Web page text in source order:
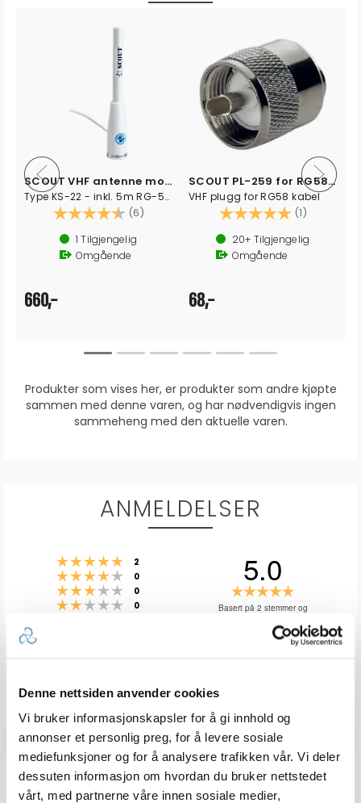
Denne nettsiden anvender cookies
Vi bruker informasjonskapsler for å gi innhold og
annonser et personlig preg, for å levere sosiale
mediefunksjoner og for å analysere trafikken vår. Vi deler
dessuten informasjon om hvordan du bruker nettstedet
vårt, med partnerne våre innen sosiale medier,
SCOUT VHF antenne motorbåt 1,5 m
Type KS-22 - inkl. 5m RG-58 kabel
Karakter: (6) 4.5 av 5 mulige
1 Tilgjengelig
Omgående
660,-
SCOUT PL-259 for RG58 kabel
VHF plugg for RG58 kabel
Karakter: (1)
20+ Tilgjengelig
Omgående
68,-
5 mulige
Produkter som vises her, er produkter som andre kjøpte
sammen med denne varen, og har nødvendigvis ingen
sammeheng med den aktuelle varen.
ANMELDELSER
Karakter: 5 av 5 mulige
2
Karakter: 4 av 5 mulige
0
Karakter: 3 av 5 mulige
0
Karakter: 2 av 5 mulige
0
5.0
5.0
av
5
Basert på 2 stemmer og
reviews.
Q & A